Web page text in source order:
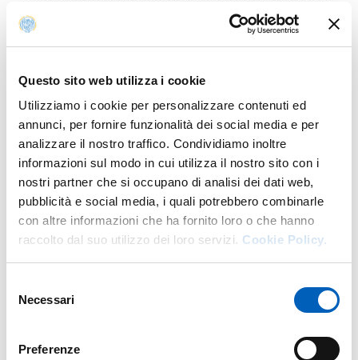
Questo sito web utilizza i cookie
Utilizziamo i cookie per personalizzare contenuti ed
annunci, per fornire funzionalità dei social media e per
analizzare il nostro traffico. Condividiamo inoltre
informazioni sul modo in cui utilizza il nostro sito con i
nostri partner che si occupano di analisi dei dati web,
pubblicità e social media, i quali potrebbero combinarle
con altre informazioni che ha fornito loro o che hanno
raccolto dal suo utilizzo dei loro servizi. Cookie Policy.
delNecessari
Preferenze
zona iporreica dei corsi d’acqua, cioè nel “materasso”
ghiaioso del letto fluviale, dove l’acqua superficiale si
mescola con quella di falda.
L’articolo appena pubblicato su “Zootaxa”, intitolato
the occurrence of the genus Schellencandona (Ostracoda,
Candonidae) in Italy, with the description of a new species
riporta i primi ritrovamenti confermati in Italia di specie
viventi del genere Schellencandona, che comprende
ostracodi tipicamente legati alle acque sotterranee. Lo
studio descrive anche una specie nuova per la scienza:
Schellencandona antoniae , dedicata alla naturalista
Antonia Cavalieri dei Parchi del Ducato.
La nuova specie è stata rinvenuta nella zona iporreica del
Torrente Toncina, che confluisce nel Ceno nei pressi di
Bardi. Presenta caratteristiche tipiche degli ostracodi
estremamente ridotte (gli adulti misurano circa 0,5 mm)